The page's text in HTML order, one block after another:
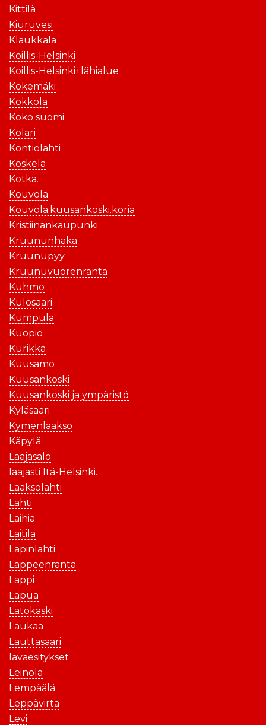
Kittilä
Kiuruvesi
Klaukkala
Koillis-Helsinki
Koillis-Helsinki+lähialue
Kokemäki
Kokkola
Koko suomi
Kolari
Kontiolahti
Koskela
Kotka.
Kouvola
Kouvola.kuusankoski.koria
Kristiinankaupunki
Kruununhaka
Kruunupyy
Kruunuvuorenranta
Kuhmo
Kulosaari
Kumpula
Kuopio
Kurikka
Kuusamo
Kuusankoski
Kuusankoski ja ympäristö
Kyläsaari
Kymenlaakso
Käpylä.
Laajasalo
laajasti Itä-Helsinki.
Laaksolahti
Lahti
Laihia
Laitila
Lapinlahti
Lappeenranta
Lappi
Lapua
Latokaski
Laukaa
Lauttasaari
lavaesitykset
Leinola
Lempäälä
Leppävirta
Levi